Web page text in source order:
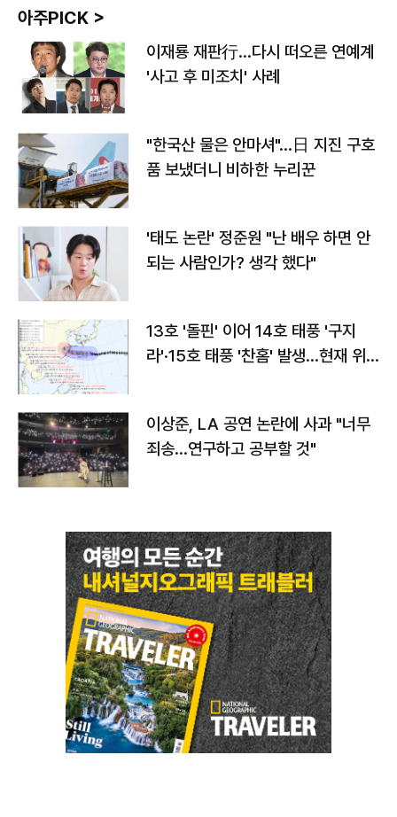
아주PICK >
이재룡 재판行…다시 떠오른 연예계
'사고 후 미조치' 사례
"한국산 물은 안마셔"…日 지진 구호
품 보냈더니 비하한 누리꾼
'태도 논란' 정준원 "난 배우 하면 안
되는 사람인가? 생각 했다"
13호 '돌핀' 이어 14호 태풍 '구지
라'·15호 태풍 '찬홈' 발생…현재 위
이상준, LA 공연 논란에 사과 "너무
죄송…연구하고 공부할 것"